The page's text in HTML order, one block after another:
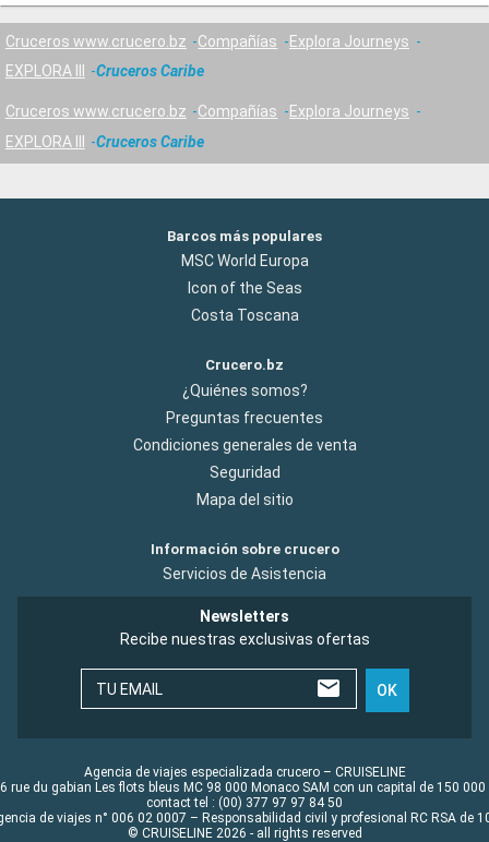
Cruceros www.crucero.bz Compañías
Explora Journeys
EXPLORA III
Cruceros Caribe
Cruceros www.crucero.bz Compañías
Explora Journeys
EXPLORA III
Cruceros Caribe
Barcos más populares
MSC World Europa
Icon of the Seas
Costa Toscana
Crucero.bz
¿Quiénes somos?
Preguntas frecuentes
Condiciones generales de venta
Seguridad
Mapa del sitio
Información sobre crucero
Servicios de Asistencia
Newsletters
Recibe nuestras exclusivas ofertas
TU EMAIL OK
Agencia de viajes especializada crucero – CRUISELINE
rue du gabian Les flots bleus MC 98 000 Monaco SAM con un capital de 150 000
contact tel : (00) 377 97 97 84 50
de viajes n° 006 02 0007 – Responsabilidad civil y profesional RC RSA de
© CRUISELINE 2026 - all rights reserved